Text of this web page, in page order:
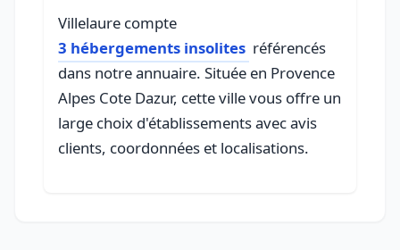
Villelaure compte
3 hébergements insolites référencés
dans notre annuaire. Située en Provence
Alpes Cote Dazur, cette ville vous offre un
large choix d'établissements avec avis
clients, coordonnées et localisations.